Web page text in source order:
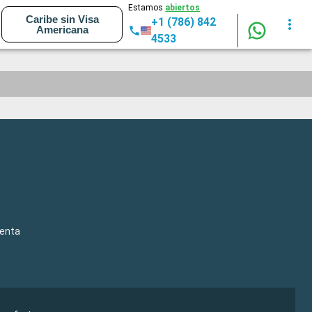
Caribe sin Visa
Americana
Estamos abiertos
+1 (786) 842
4533